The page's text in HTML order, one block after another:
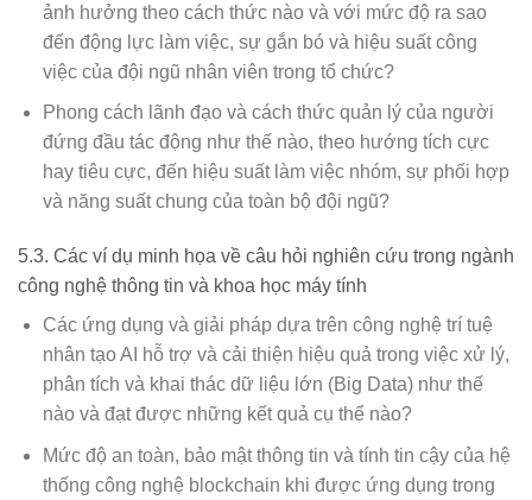
ảnh hưởng theo cách thức nào và với mức độ ra sao
đến động lực làm việc, sự gắn bó và hiệu suất công
việc của đội ngũ nhân viên trong tổ chức?
Phong cách lãnh đạo và cách thức quản lý của người
đứng đầu tác động như thế nào, theo hướng tích cực
hay tiêu cực, đến hiệu suất làm việc nhóm, sự phối hợp
và năng suất chung của toàn bộ đội ngũ?
5.3. Các ví dụ minh họa về câu hỏi nghiên cứu trong ngành
công nghệ thông tin và khoa học máy tính
Các ứng dụng và giải pháp dựa trên công nghệ trí tuệ
nhân tạo AI hỗ trợ và cải thiện hiệu quả trong việc xử lý,
phân tích và khai thác dữ liệu lớn (Big Data) như thế
nào và đạt được những kết quả cụ thể nào?
Mức độ an toàn, bảo mật thông tin và tính tin cậy của hệ
thống công nghệ blockchain khi được ứng dụng trong